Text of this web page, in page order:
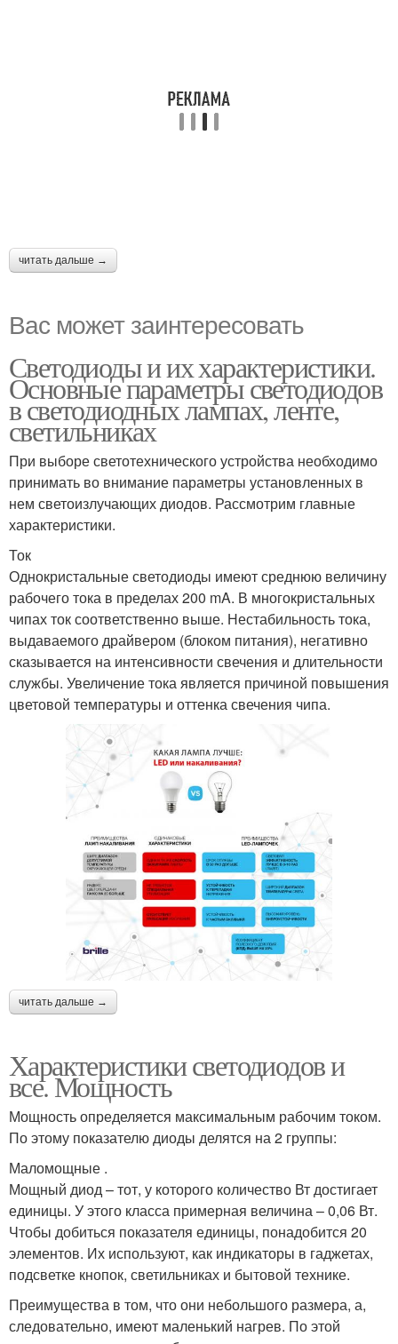
читать дальше →
Вас может заинтересовать
Светодиоды и их характеристики.
Основные параметры светодиодов
в светодиодных лампах, ленте,
светильниках
При выборе светотехнического устройства необходимо
принимать во внимание параметры установленных в
нем светоизлучающих диодов. Рассмотрим главные
характеристики.
Ток
Однокристальные светодиоды имеют среднюю величину
рабочего тока в пределах 200 mA. В многокристальных
чипах ток соответственно выше. Нестабильность тока,
выдаваемого драйвером (блоком питания), негативно
сказывается на интенсивности свечения и длительности
службы. Увеличение тока является причиной повышения
цветовой температуры и оттенка свечения чипа.
читать дальше →
Характеристики светодиодов и
все. Мощность
Мощность определяется максимальным рабочим током.
По этому показателю диоды делятся на 2 группы:
Маломощные .
Мощный диод – тот, у которого количество Вт достигает
единицы. У этого класса примерная величина – 0,06 Вт.
Чтобы добиться показателя единицы, понадобится 20
элементов. Их используют, как индикаторы в гаджетах,
подсветке кнопок, светильниках и бытовой технике.
Преимущества в том, что они небольшого размера, а,
следовательно, имеют маленький нагрев. По этой